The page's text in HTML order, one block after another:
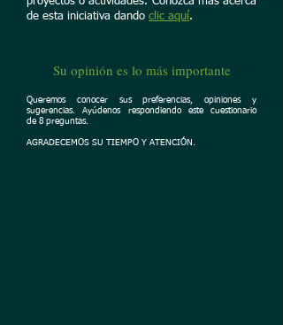
de esta iniciativa dando clic aquí.
Su opinión es lo más importante
Queremos conocer sus preferencias, opiniones y
sugerencias. Ayúdenos respondiendo este cuestionario
de 8 preguntas.
AGRADECEMOS SU TIEMPO Y ATENCIÓN.